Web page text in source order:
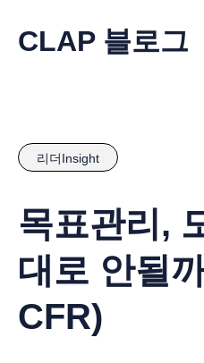
CLAP 블로그
리더Insight
목표관리,
대로 안될
CFR)